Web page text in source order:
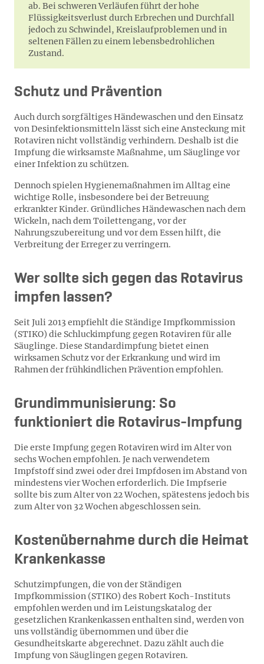
ab. Bei schweren Verläufen führt der hohe
Flüssigkeitsverlust durch Erbrechen und Durchfall
jedoch zu Schwindel, Kreislaufproblemen und in
seltenen Fällen zu einem lebensbedrohlichen
Zustand.
Schutz und Prävention
Auch durch sorgfältiges Händewaschen und den Einsatz
von Desinfektionsmitteln lässt sich eine Ansteckung mit
Rotaviren nicht vollständig verhindern. Deshalb ist die
Impfung die wirksamste Maßnahme, um Säuglinge vor
einer Infektion zu schützen.
Dennoch spielen Hygienemaßnahmen im Alltag eine
wichtige Rolle, insbesondere bei der Betreuung
erkrankter Kinder. Gründliches Händewaschen nach dem
Wickeln, nach dem Toilettengang, vor der
Nahrungszubereitung und vor dem Essen hilft, die
Verbreitung der Erreger zu verringern.
Wer soll­te sich ge­gen das Rotavirus
imp­fen las­sen?
Seit Juli 2013 empfiehlt die Ständige Impfkommission
(STIKO) die Schluckimpfung gegen Rotaviren für alle
Säuglinge. Diese Standardimpfung bietet einen
wirksamen Schutz vor der Erkrankung und wird im
Rahmen der frühkindlichen Prävention empfohlen.
Grundimmunisierung: So
funktioniert die Rotavirus-Impfung
Die erste Impfung gegen Rotaviren wird im Alter von
sechs Wochen empfohlen. Je nach verwendetem
Impfstoff sind zwei oder drei Impfdosen im Abstand von
mindestens vier Wochen erforderlich. Die Impfserie
sollte bis zum Alter von 22 Wochen, spätestens jedoch bis
zum Alter von 32 Wochen abgeschlossen sein.
Kostenübernahme durch die Heimat
Krankenkasse
Schutzimpfungen, die von der Ständigen
Impfkommission (STIKO) des Robert Koch-Instituts
empfohlen werden und im Leistungskatalog der
gesetzlichen Krankenkassen enthalten sind, werden von
uns vollständig übernommen und über die
Gesundheitskarte abgerechnet. Dazu zählt auch die
Impfung von Säuglingen gegen Rotaviren.